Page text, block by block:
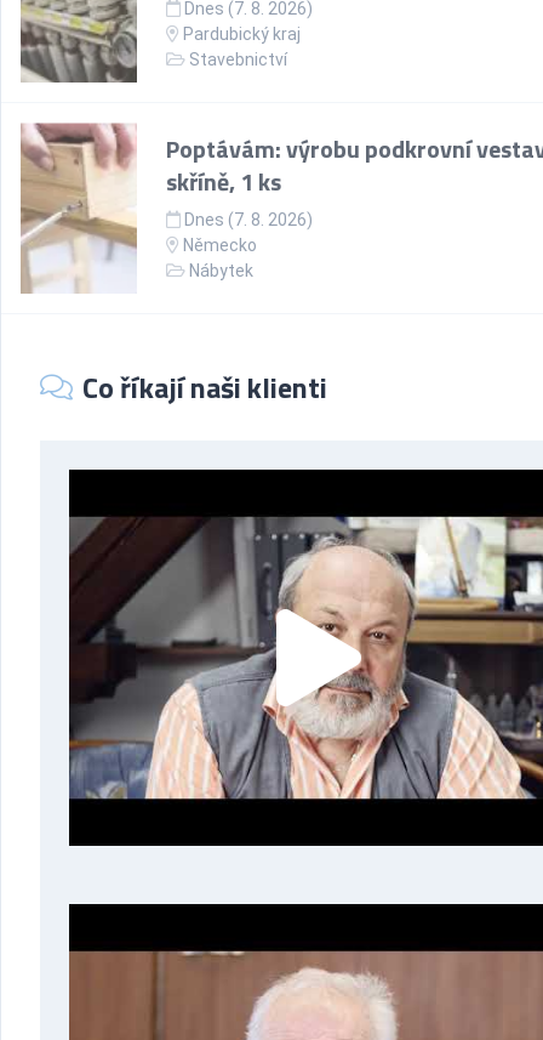
Dnes (7. 8. 2026)
Pardubický kraj
Stavebnictví
Poptávám: výrobu podkrovní
skříně, 1 ks
Dnes (7. 8. 2026)
Německo
Nábytek
Co říkají naši klienti